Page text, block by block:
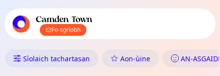
tachartasan ionadail TownSpot
Camden Town
Fo-sgrìobh
Dè tha Dol ann an Camden
Sìolaich tachartasan Aon-ùine AN-